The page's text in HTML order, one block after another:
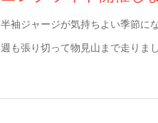
半袖ジャージが気持ちよい季節に
週も張り切って物見山まで走りま